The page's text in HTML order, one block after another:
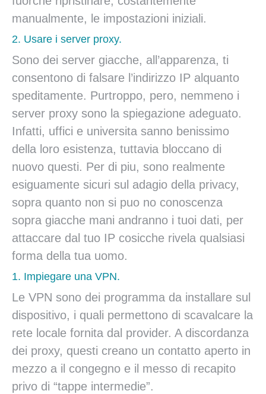
manualmente, le impostazioni iniziali.
2. Usare i server proxy.
Sono dei server giacche, all’apparenza, ti
consentono di falsare l’indirizzo IP alquanto
speditamente. Purtroppo, pero, nemmeno i
server proxy sono la spiegazione adeguato.
Infatti, uffici e universita sanno benissimo
della loro esistenza, tuttavia bloccano di
nuovo questi. Per di piu, sono realmente
esiguamente sicuri sul adagio della privacy,
sopra quanto non si puo no conoscenza
sopra giacche mani andranno i tuoi dati, per
attaccare dal tuo IP cosicche rivela qualsiasi
forma della tua uomo.
1. Impiegare una VPN.
Le VPN sono dei programma da installare sul
dispositivo, i quali permettono di scavalcare la
rete locale fornita dal provider. A discordanza
dei proxy, questi creano un contatto aperto in
mezzo a il congegno e il messo di recapito
privo di “tappe intermedie”.